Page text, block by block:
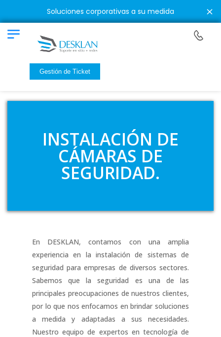
Soluciones corporativas a su medida
Gestión de Ticket
INSTALACIÓN DE
CÁMARAS DE
SEGURIDAD.
En DESKLAN, contamos con una amplia
experiencia en la instalación de sistemas de
seguridad para empresas de diversos sectores.
Sabemos que la seguridad es una de las
principales preocupaciones de nuestros clientes,
por lo que nos enfocamos en brindar soluciones
a medida y adaptadas a sus necesidades.
Nuestro equipo de expertos en tecnología de